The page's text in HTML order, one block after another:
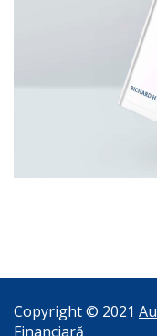
Copyright © 2021
Financiară